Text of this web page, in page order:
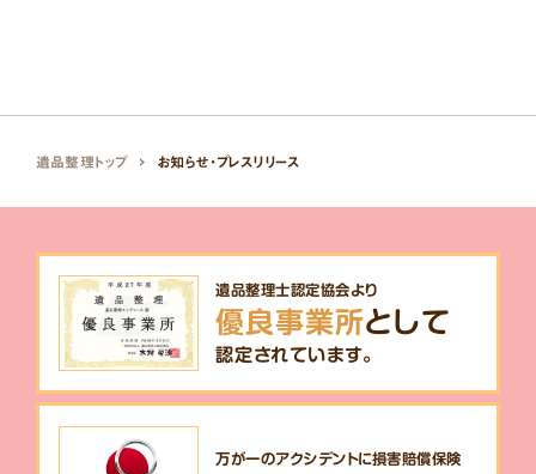
遺品整理トップ お知らせ・プレスリリース
遺品整理士認定協会より
優良事業所として
認定されています。
万が一のアクシデントに損害賠償保険